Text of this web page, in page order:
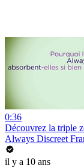
0:36
Découvrez la triple
Always Discreet
il y a 10 ans